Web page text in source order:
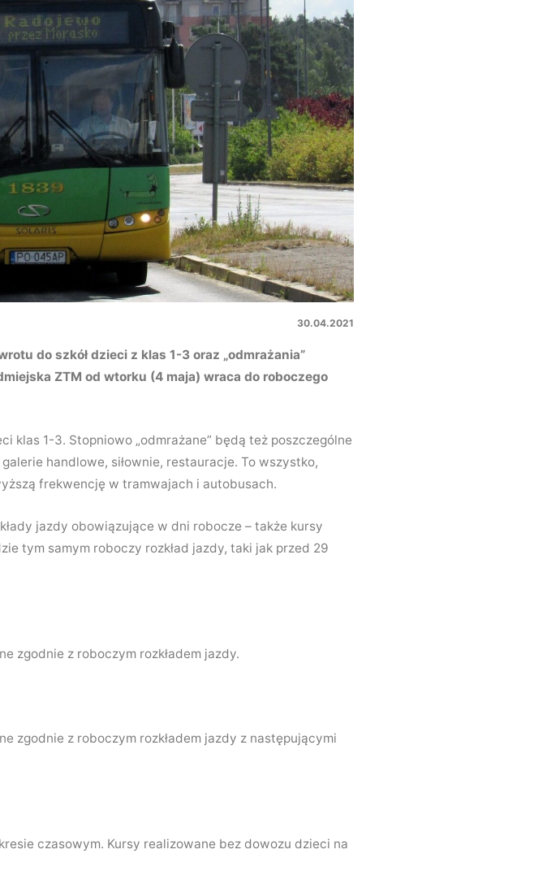
30.04.2021
do szkół dzieci z klas 1-3 oraz „odmrażania”
ZTM od wtorku (4 maja) wraca do roboczego
klas 1-3. Stopniowo „odmrażane” będą też poszczególne
handlowe, siłownie, restauracje. To wszystko,
frekwencję w tramwajach i autobusach.
jazdy obowiązujące w dni robocze – także kursy
tym samym roboczy rozkład jazdy, taki jak przed 29
zgodnie z roboczym rozkładem jazdy.
zgodnie z roboczym rozkładem jazdy z następującymi
czasowym. Kursy realizowane bez dowozu dzieci na